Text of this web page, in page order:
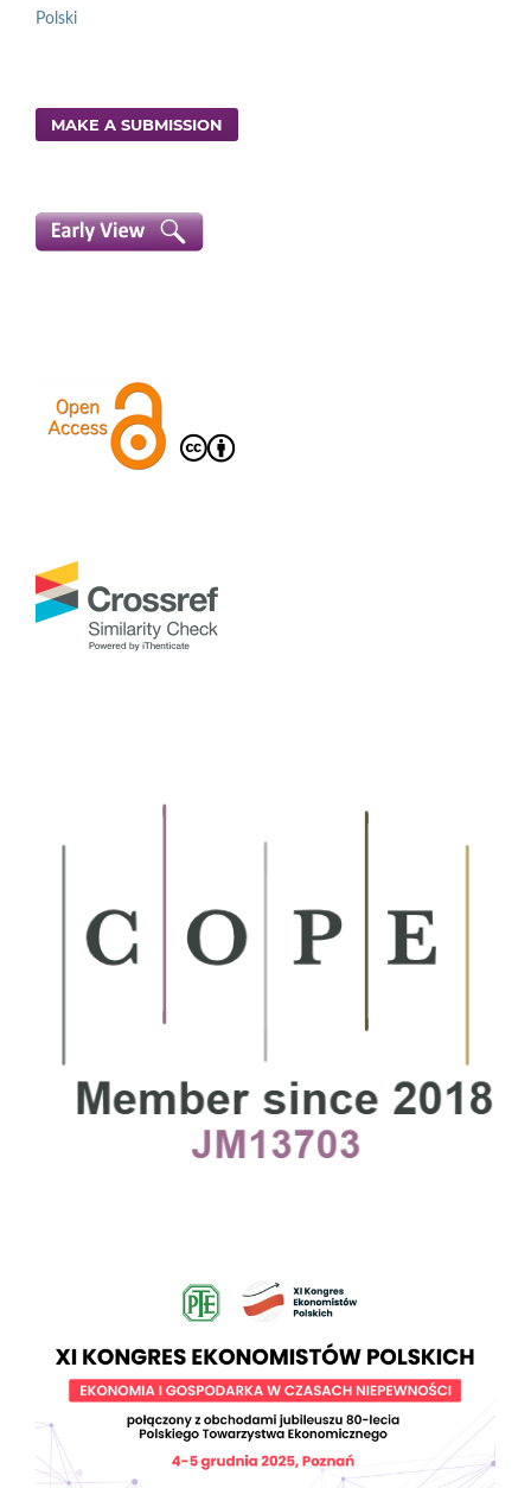
Polski
MAKE A SUBMISSION